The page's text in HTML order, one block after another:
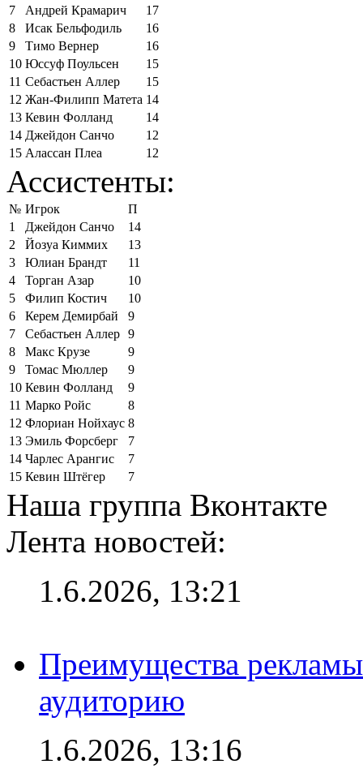
7
Андрей Крамарич
17
8
Исак Бельфодиль
16
9
Тимо Вернер
16
10 Юссуф Поульсен
15
11 Себастьен Аллер
15
12 Жан-Филипп Матета 14
13 Кевин Фолланд
14
14 Джейдон Санчо
12
15 Алассан Плеа 12
Ассистенты:
№ Игрок
П
1
Джейдон Санчо
14
2
Йозуа Киммих
13
3
Юлиан Брандт
11
4
Торган Азар
10
5
Филип Костич
10
6
Керем Демирбай
9
7
Себастьен Аллер 9
8
Макс Крузе
9
9
Томас Мюллер
9
10 Кевин Фолланд
9
11 Марко Ройс
8
12 Флориан Нойхаус 8
13 Эмиль Форсберг
7
14 Чарлес Арангис
7
15 Кевин Штёгер 7
Наша группа Вконтакте
Лента новостей:
1.6.2026, 13:21
Преимущества
аудиторию
1.6.2026, 13:16